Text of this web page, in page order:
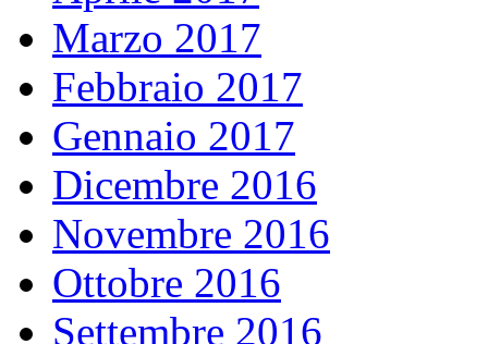
Marzo 2017
Febbraio 2017
Gennaio 2017
Dicembre 2016
Novembre 2016
Ottobre 2016
Settembre 2016